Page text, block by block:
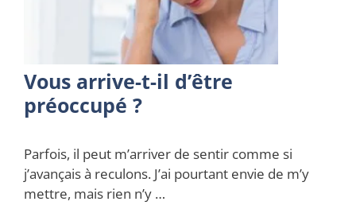
Vous arrive-t-il d’être
préoccupé ?
Parfois, il peut m’arriver de sentir comme si
j’avançais à reculons. J’ai pourtant envie de m’y
mettre, mais rien n’y …